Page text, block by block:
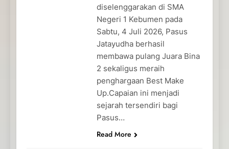
diselenggarakan di SMA
Negeri 1 Kebumen pada
Sabtu, 4 Juli 2026, Pasus
Jatayudha berhasil
membawa pulang Juara Bina
2 sekaligus meraih
penghargaan Best Make
Up.Capaian ini menjadi
sejarah tersendiri bagi
Pasus…
Read More